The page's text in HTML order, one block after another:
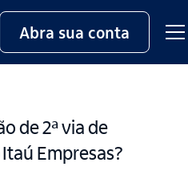
Abra sua conta
de 2ª via de
Empresas?